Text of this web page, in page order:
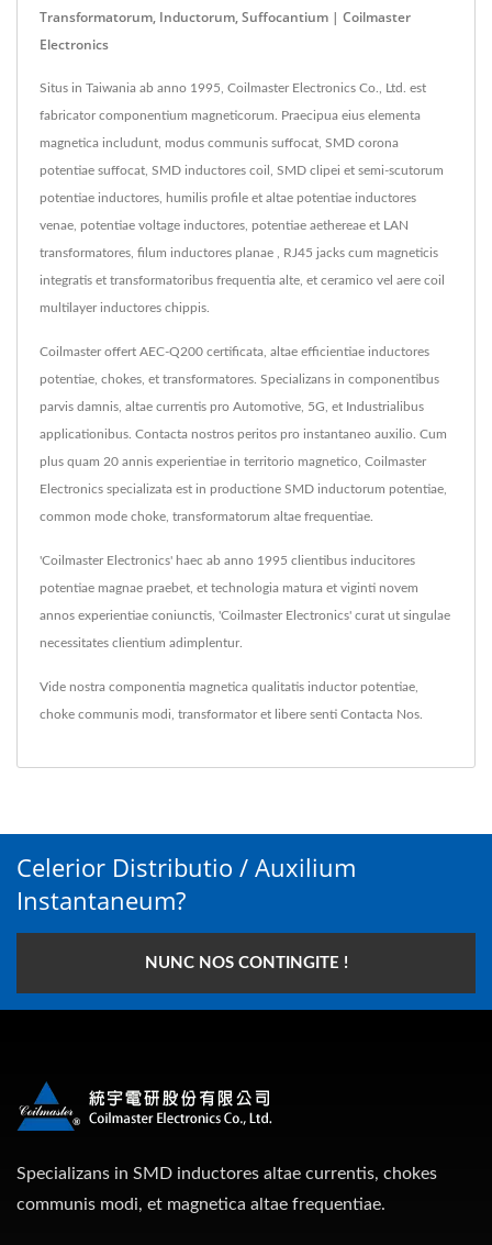
Transformatorum, Inductorum, Suffocantium | Coilmaster
Electronics
Situs in Taiwania ab anno 1995, Coilmaster Electronics Co., Ltd. est
fabricator componentium magneticorum. Praecipua eius elementa
magnetica includunt, modus communis suffocat, SMD corona
potentiae suffocat, SMD inductores coil, SMD clipei et semi-scutorum
potentiae inductores, humilis profile et altae potentiae inductores
venae, potentiae voltage inductores, potentiae aethereae et LAN
transformatores, filum inductores planae , RJ45 jacks cum magneticis
integratis et transformatoribus frequentia alte, et ceramico vel aere coil
multilayer inductores chippis.
Coilmaster offert AEC-Q200 certificata, altae efficientiae inductores
potentiae, chokes, et transformatores. Specializans in componentibus
parvis damnis, altae currentis pro Automotive, 5G, et Industrialibus
applicationibus. Contacta nostros peritos pro instantaneo auxilio. Cum
plus quam 20 annis experientiae in territorio magnetico, Coilmaster
Electronics specializata est in productione SMD inductorum potentiae,
common mode choke, transformatorum altae frequentiae.
'Coilmaster Electronics' haec ab anno 1995 clientibus inducitores
potentiae magnae praebet, et technologia matura et viginti novem
annos experientiae coniunctis, 'Coilmaster Electronics' curat ut singulae
necessitates clientium adimplentur.
Vide nostra componentia magnetica qualitatis inductor potentiae
choke communis modi transformatoret libere senti Contacta Nos
Celerior Distributio / Auxilium
Instantaneum?
NUNC NOS CONTINGITE !
Specializans in SMD inductores altae currentis, chokes
communis modi, et magnetica altae frequentiae.